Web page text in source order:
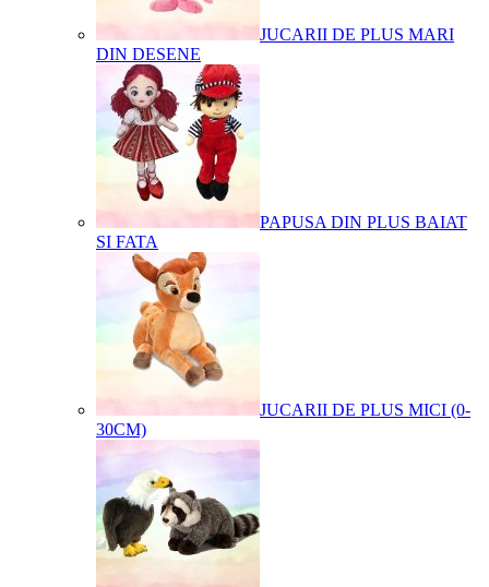
JUCARII DE PLUS MARI
DIN DESENE
PAPUSA DIN PLUS BAIAT
SI FATA
JUCARII DE PLUS MICI (0-
30CM)